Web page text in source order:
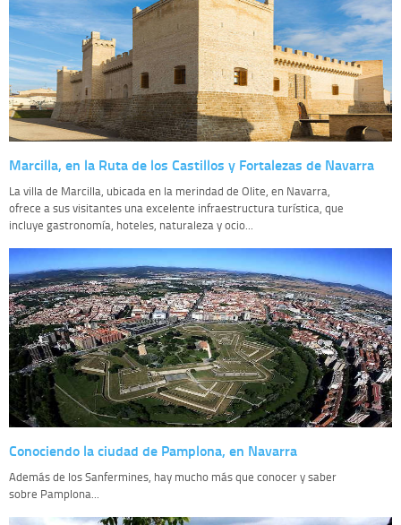
Marcilla, en la Ruta de los Castillos y Fortalezas de Navarra
La villa de Marcilla, ubicada en la merindad de Olite, en Navarra,
ofrece a sus visitantes una excelente infraestructura turística, que
incluye gastronomía, hoteles, naturaleza y ocio...
Conociendo la ciudad de Pamplona, en Navarra
Además de los Sanfermines, hay mucho más que conocer y saber
sobre Pamplona...